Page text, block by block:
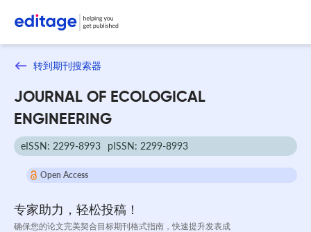
转到期刊搜索器
JOURNAL OF ECOLOGICAL
ENGINEERING
eISSN: 2299-8993 pISSN: 2299-8993
Open Access
专家助力，轻松投稿！
确保您的论文完美契合目标期刊格式指南，快速提升发表成